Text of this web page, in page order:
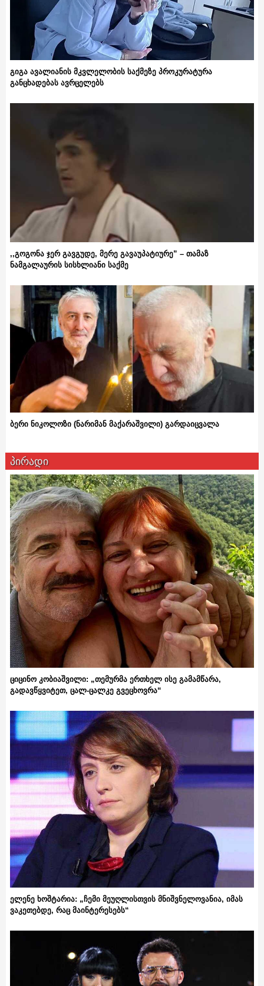
გიგა ავალიანის მკვლელობის საქმეზე პროკურატურა
განცხადებას ავრცელებს
,,გოგონა ჯერ გავგუდე, მერე გავაუპატიურე” – თამაზ
ნამგალაურის სისხლიანი საქმე
ბერი ნიკოლოზი (ნარიმან მაქარაშვილი) გარდაიცვალა
პირადი
ციცინო კობიაშვილი: „თემურმა ერთხელ ისე გამამწარა,
გადავწყვიტეთ, ცალ-ცალკე გვეცხოვრა“
ელენე ხოშტარია: „ჩემი მეუღლისთვის მნიშვნელოვანია, იმას
ვაკეთებდე, რაც მაინტერესებს“